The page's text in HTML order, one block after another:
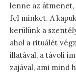
lenne az
fel minket. A
kerülünk a
ahol a rituálét
illatával, a távoli
zajával, ami mind